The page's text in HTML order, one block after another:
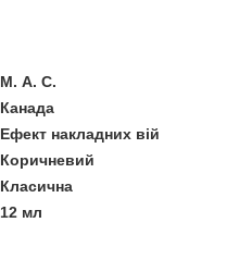
М. А. С.
Канада
Ефект накладних вій
Коричневий
Класична
12 мл